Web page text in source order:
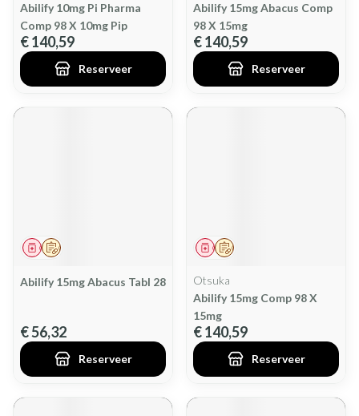
Abilify 10mg Pi Pharma
Comp 98 X 10mg Pip
€ 140,59
Reserveer
Abilify 15mg Abacus Comp
98 X 15mg
€ 140,59
Reserveer
Op voorschrift
Geneesmiddel
Abilify 15mg Abacus Tabl 28
€ 56,32
Reserveer
Op voorschrift
Geneesmiddel
Otsuka
Abilify 15mg Comp 98 X
15mg
€ 140,59
Reserveer